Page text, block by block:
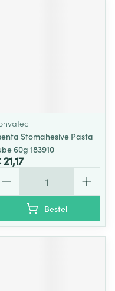
Stomahesive Pasta
60g 183910
Bestel